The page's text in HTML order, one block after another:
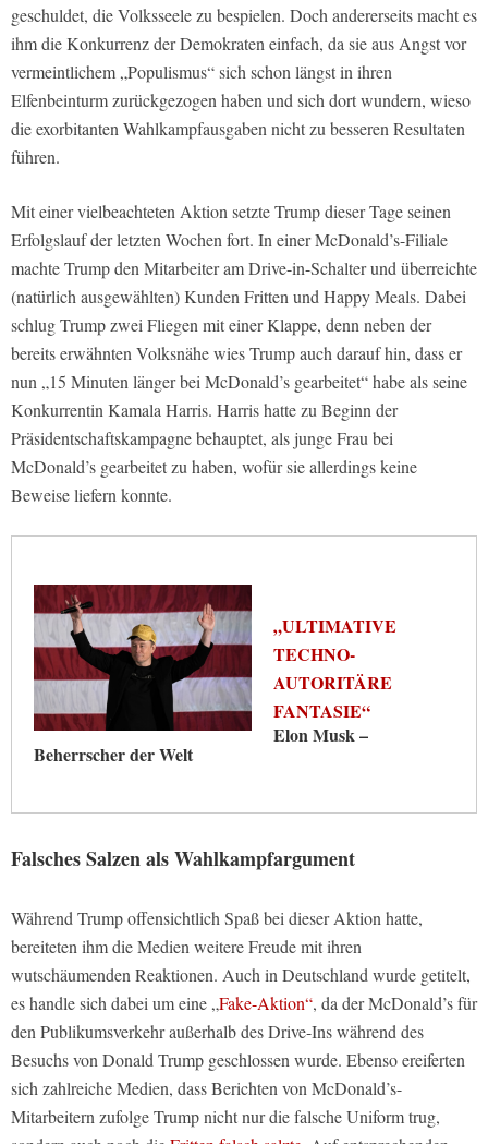
geschuldet, die Volksseele zu bespielen. Doch andererseits macht es
ihm die Konkurrenz der Demokraten einfach, da sie aus Angst vor
vermeintlichem „Populismus“ sich schon längst in ihren
Elfenbeinturm zurückgezogen haben und sich dort wundern, wieso
die exorbitanten Wahlkampfausgaben nicht zu besseren Resultaten
führen.
Mit einer vielbeachteten Aktion setzte Trump dieser Tage seinen
Erfolgslauf der letzten Wochen fort. In einer McDonald’s-Filiale
machte Trump den Mitarbeiter am Drive-in-Schalter und überreichte
(natürlich ausgewählten) Kunden Fritten und Happy Meals. Dabei
schlug Trump zwei Fliegen mit einer Klappe, denn neben der
bereits erwähnten Volksnähe wies Trump auch darauf hin, dass er
nun „15 Minuten länger bei McDonald’s gearbeitet“ habe als seine
Konkurrentin Kamala Harris. Harris hatte zu Beginn der
Präsidentschaftskampagne behauptet, als junge Frau bei
McDonald’s gearbeitet zu haben, wofür sie allerdings keine
Beweise liefern konnte.
„ULTIMATIVE
TECHNO-
AUTORITÄRE
FANTASIE“
Elon Musk –
Beherrscher der Welt
Falsches Salzen als Wahlkampfargument
Während Trump offensichtlich Spaß bei dieser Aktion hatte,
bereiteten ihm die Medien weitere Freude mit ihren
wutschäumenden Reaktionen. Auch in Deutschland wurde getitelt,
es handle sich dabei um eine „Fake-Aktion“, da der McDonald’s für
den Publikumsverkehr außerhalb des Drive-Ins während des
Besuchs von Donald Trump geschlossen wurde. Ebenso ereiferten
sich zahlreiche Medien, dass Berichten von McDonald’s-
Mitarbeitern zufolge Trump nicht nur die falsche Uniform trug,